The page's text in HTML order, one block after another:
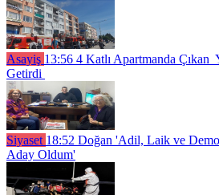
Asayiş 13:56 4 Katlı Apartmanda Çıkan
Getirdi
Siyaset 18:52 Doğan 'Adil, Laik ve
Aday Oldum'